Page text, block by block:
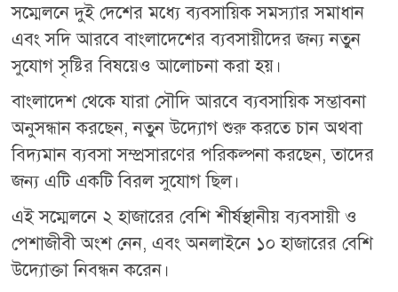
সম্মেলনে দুই দেশের মধ্যে ব্যবসায়িক সমস্যার সমাধান
এবং সদি আরবে বাংলাদেশের ব্যবসায়ীদের জন্য নতুন
সুযোগ সৃষ্টির বিষয়েও আলোচনা করা হয়।
বাংলাদেশ থেকে যারা সৌদি আরবে ব্যবসায়িক সম্ভাবনা
অনুসন্ধান করছেন, নতুন উদ্যোগ শুরু করতে চান অথবা
বিদ্যমান ব্যবসা সম্প্রসারণের পরিকল্পনা করছেন, তাদের
জন্য এটি একটি বিরল সুযোগ ছিল।
এই সম্মেলনে ২ হাজারের বেশি শীর্ষস্থানীয় ব্যবসায়ী ও
পেশাজীবী অংশ নেন, এবং অনলাইনে ১০ হাজারের বেশি
উদ্যোক্তা নিবন্ধন করেন।